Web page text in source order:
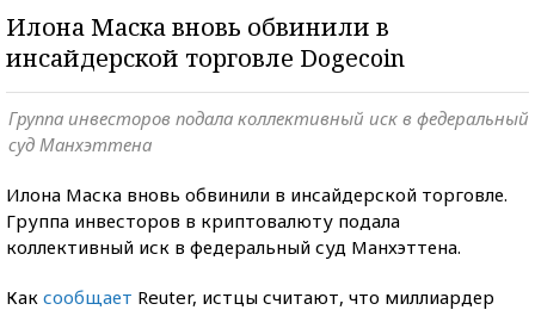
Илона Маска вновь обвинили в
инсайдерской торговле Dogecoin
Группа инвесторов подала коллективный иск в федеральный
суд Манхэттена
Илона Маска вновь обвинили в инсайдерской торговле.
Группа инвесторов в криптовалюту подала
коллективный иск в федеральный суд Манхэттена.
Как сообщает Reuter, истцы считают, что миллиардер